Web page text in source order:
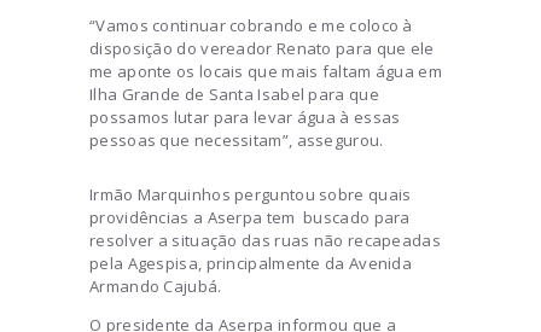
“Vamos continuar cobrando e me coloco à
disposição do vereador Renato para que ele
me aponte os locais que mais faltam água em
Ilha Grande de Santa Isabel para que
possamos lutar para levar água à essas
pessoas que necessitam”, assegurou.
Irmão Marquinhos perguntou sobre quais
providências a Aserpa tem buscado para
resolver a situação das ruas não recapeadas
pela Agespisa, principalmente da Avenida
Armando Cajubá.
O presidente da Aserpa informou que a